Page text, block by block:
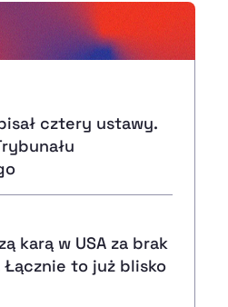
cztery ustawy.
karą w USA za brak
to już blisko